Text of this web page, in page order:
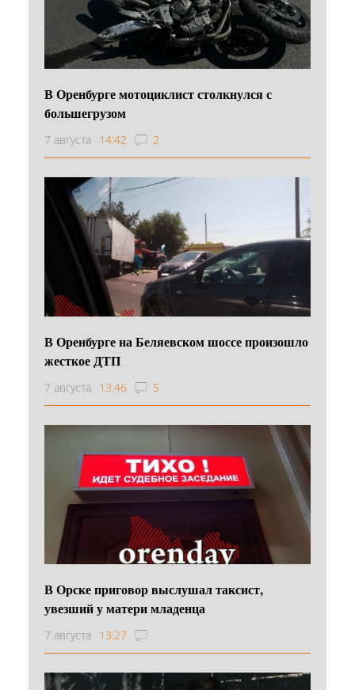
В Оренбурге мотоциклист столкнулся с
большегрузом
7 августа 14:42 2
В Оренбурге на Беляевском шоссе произошло
жесткое ДТП
7 августа 13:46 5
В Орске приговор выслушал таксист,
увезший у матери младенца
7 августа 13:27